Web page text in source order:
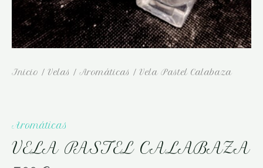
Inicio / Velas / Aromáticas / Vela Pastel Calabaza
Aromáticas
VELA PASTEL CALABAZA